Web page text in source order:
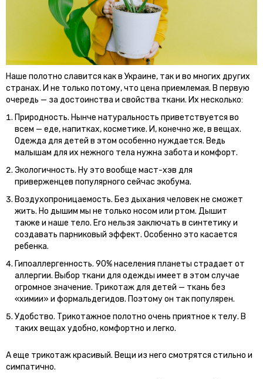
Наше полотно славится как в Украине, так и во многих других
странах. И не только потому, что цена приемлемая. В первую
очередь — за достоинства и свойства ткани. Их несколько:
Природность. Нынче натуральность приветствуется во
всем — еде, напитках, косметике. И, конечно же, в вещах.
Одежда для детей в этом особенно нуждается. Ведь
малышам для их нежного тела нужна забота и комфорт.
Экологичность. Ну это вообще маст-хэв для
приверженцев популярного сейчас экобума.
Воздухопроницаемость. Без дыхания человек не сможет
жить. Но дышим мы не только носом или ртом. Дышит
также и наше тело. Его нельзя заключать в синтетику и
создавать парниковый эффект. Особенно это касается
ребенка.
Гипоаллергенность. 90% населения планеты страдает от
аллергии. Выбор ткани для одежды имеет в этом случае
огромное значение. Трикотаж для детей — ткань без
«химии» и формальдегидов. Поэтому он так популярен.
Удобство. Трикотажное полотно очень приятное к телу. В
таких вещах удобно, комфортно и легко.
А еще трикотаж красивый. Вещи из него смотрятся стильно и
симпатично.